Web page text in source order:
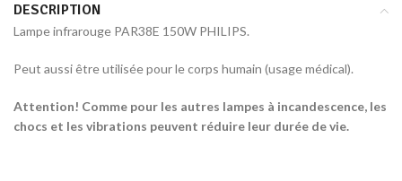
DESCRIPTION
Lampe infrarouge PAR38E 150W PHILIPS.
Peut aussi être utilisée pour le corps humain (usage médical).
Attention! Comme pour les autres lampes à incandescence, les
chocs et les vibrations peuvent réduire leur durée de vie.